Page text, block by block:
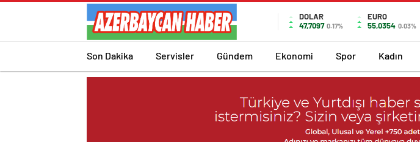
DOLAR
47,7097 0.17%
EURO
55,0354 0.03%
Son Dakika Servisler Gündem Ekonomi Spor Kadın